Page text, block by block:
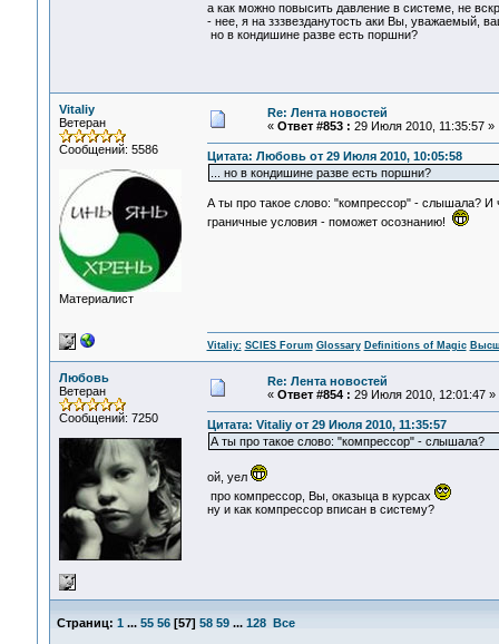
а как можно повысить давление в системе, не
- нее, я на зззвезданутость аки Вы, уважаемый,
но в кондишине разве есть поршни?
Vitaliy
Ветеран
Сообщений: 5586
Материалист
Re: Лента новостей
« Ответ #853 : 29 Июля 2010, 11:35:57 »
Цитата: Любовь от 29 Июля 2010, 10:05:58
... но в кондишине разве есть поршни?
А ты про такое слово: "компрессор" - слышала?
граничные условия - поможет осознанию!
Vitaliy: SCIES Forum Glossary Definitions of Magic
Любовь
Ветеран
Сообщений: 7250
Re: Лента новостей
« Ответ #854 : 29 Июля 2010, 12:01:47 »
Цитата: Vitaliy от 29 Июля 2010, 11:35:57
А ты про такое слово: "компрессор" - слышала?
ой, уел
про компрессор, Вы, оказыца в курсах
ну и как компрессор вписан в систему?
Страниц: 1 ... 55 56[57] 58 59 ... 128 Все